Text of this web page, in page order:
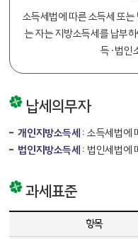
소득세법에 따른 소득세 또
는 자는 지방소득세를 납부
득·법인
납세의무자
개인지방소득세 : 소득세법에
법인지방소득세 : 법인세법에
과세표준
항목